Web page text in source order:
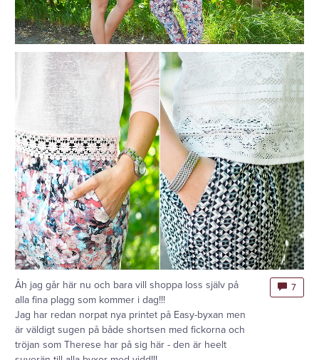
Åh jag går här nu och bara vill shoppa loss själv på
alla fina plagg som kommer i dag!!!
Jag har redan norpat nya printet på Easy-byxan men
är väldigt sugen på både shortsen med fickorna och
tröjan som Therese har på sig här - den är heelt
7